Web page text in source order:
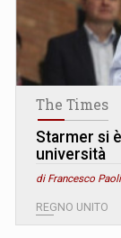
The Times
Starmer si
università
di Francesco
REGNO UNITO